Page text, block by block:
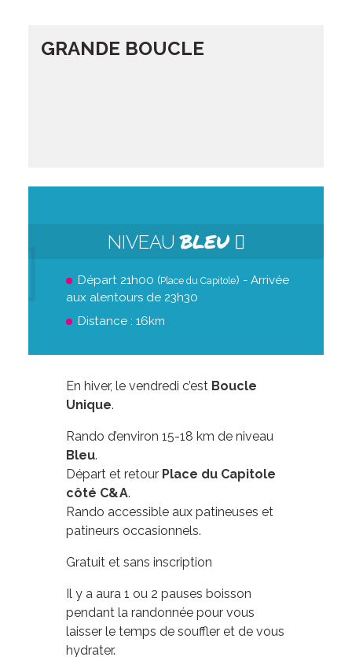
GRANDE BOUCLE
NIVEAUBLEU
Départ 21h00 (Place du Capitole) - Arrivée
aux alentours de 23h30
Distance : 16km
En hiver, le vendredi c’est Boucle
Unique.
Rando d’environ 15-18 km de niveau
Bleu.
Départ et retour Place du Capitole
côté C&A.
Rando accessible aux patineuses et
patineurs occasionnels.
Gratuit et sans inscription
Il y a aura 1 ou 2 pauses boisson
pendant la randonnée pour vous
laisser le temps de souffler et de vous
hydrater.